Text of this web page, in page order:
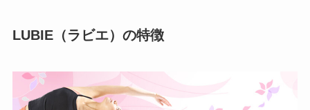
LUBIE（ラビエ）の特徴